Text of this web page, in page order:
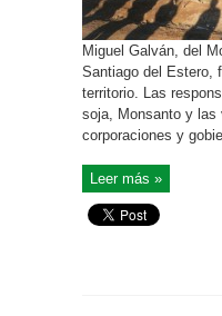
Miguel Galván, del
Santiago del Estero,
territorio. Las
soja, Monsanto y las
corporaciones y
Leer más »